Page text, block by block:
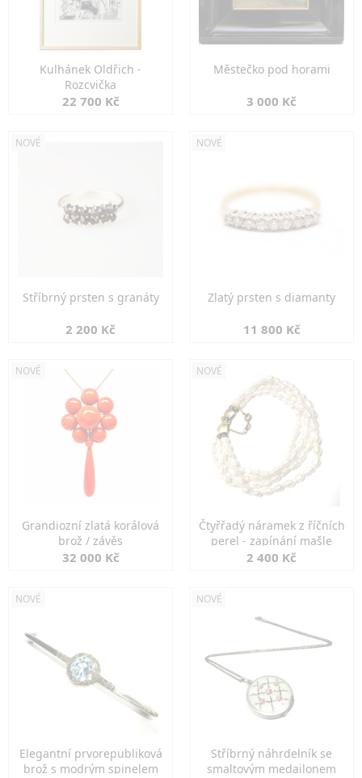
Kulhánek Oldřich -
Rozcvička
22 700 Kč
Městečko pod horami
3 000 Kč
NOVÉ
Stříbrný prsten s granáty
2 200 Kč
NOVÉ
Zlatý prsten s diamanty
11 800 Kč
NOVÉ
Grandiozní zlatá korálová
brož / závěs
32 000 Kč
NOVÉ
Čtyřřadý náramek z říčních
perel - zapínání mašle
2 400 Kč
NOVÉ
Elegantní prvorepubliková
brož s modrým spinelem
NOVÉ
Stříbrný náhrdelník se
smaltovým medailonem